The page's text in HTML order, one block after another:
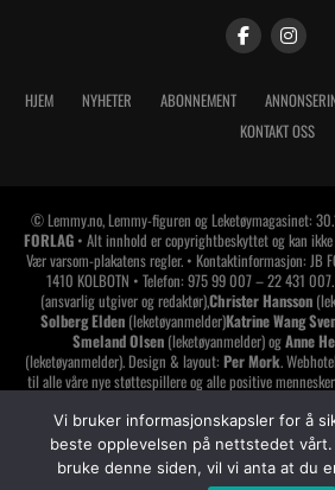
HJEM NYHETER ABONNEMENT
KONTAKT OSS
© Lemmy.no, Lemmy-figuren og Leketøymagasinet:
FORLAG• Alt innhold er copyrightbeskyttet og kan
Vær varsom-plakatens regler. • Kontaktinformasjon: JB
1410 KOLBOTN • Telefon: 975 99 007 – 22 431
(ansvarlig utgiver og redaktør),Christer Hansson
Solberg Elden (leketøyanmelder)Katrine Wang
Smeland Olsen(leketøyanmelder) ogAnne
(leketøyanmelder). Design & layout:Per Mork.
til alle våre nye støttespillere og alle positive
selv et klapp på skuldrene
LEMMY LEKETØYMAGASINET er
Vi bruker informasjonskapsler for å
beste opplevelsen på nettstedet
bruke denne siden, vil vi anta at du